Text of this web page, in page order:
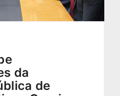
da
de